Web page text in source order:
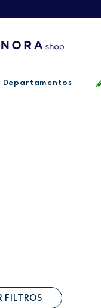
Departamentos
FILTROS